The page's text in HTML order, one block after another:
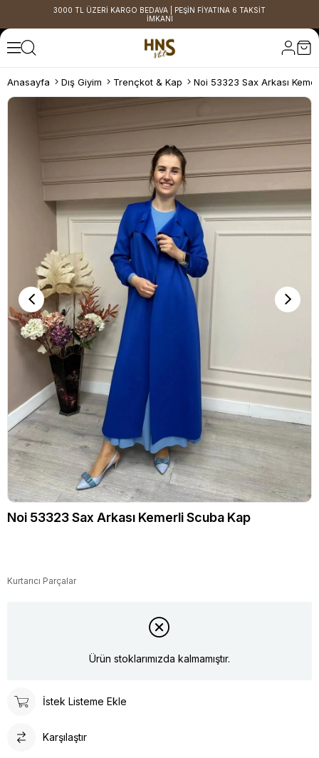
3000 TL ÜZERİ KARGO BEDAVA | PEŞİN FİYATINA 6 TAKSİT
İMKANI
Anasayfa Dış Giyim Trençkot & Kap Noi 53323 Sax Arkası
Noi 53323 Sax Arkası Kemerli Scuba Kap
Kurtarıcı Parçalar
Ürün stoklarımızda kalmamıştır.
İstek Listeme Ekle
Karşılaştır